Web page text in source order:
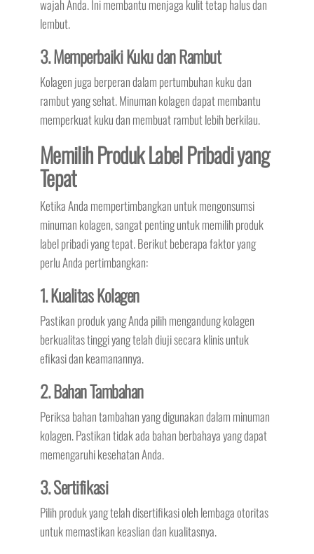
wajah Anda. Ini membantu menjaga kulit tetap halus dan
lembut.
3. Memperbaiki Kuku dan Rambut
Kolagen juga berperan dalam pertumbuhan kuku dan
rambut yang sehat. Minuman kolagen dapat membantu
memperkuat kuku dan membuat rambut lebih berkilau.
Memilih Produk Label Pribadi yang
Tepat
Ketika Anda mempertimbangkan untuk mengonsumsi
minuman kolagen, sangat penting untuk memilih produk
label pribadi yang tepat. Berikut beberapa faktor yang
perlu Anda pertimbangkan:
1. Kualitas Kolagen
Pastikan produk yang Anda pilih mengandung kolagen
berkualitas tinggi yang telah diuji secara klinis untuk
efikasi dan keamanannya.
2. Bahan Tambahan
Periksa bahan tambahan yang digunakan dalam minuman
kolagen. Pastikan tidak ada bahan berbahaya yang dapat
memengaruhi kesehatan Anda.
3. Sertifikasi
Pilih produk yang telah disertifikasi oleh lembaga otoritas
untuk memastikan keaslian dan kualitasnya.